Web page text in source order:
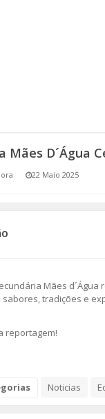
Mães D´Água
22 Maio 2025
Mães
tradições e
reportagem!
Noticias